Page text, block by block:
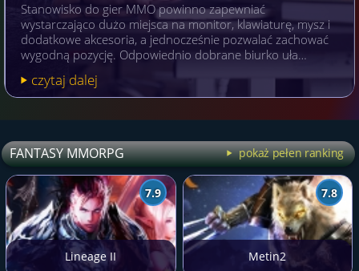
Stanowisko do gier MMO powinno zapewniać
wystarczająco dużo miejsca na monitor, klawiaturę, mysz i
dodatkowe akcesoria, a jednocześnie pozwalać zachować
wygodną pozycję. Odpowiednio dobrane biurko uła…
czytaj dalej
FANTASY MMORPG pokaż pełen ranking
7.9
Lineage II
7.8
Metin2